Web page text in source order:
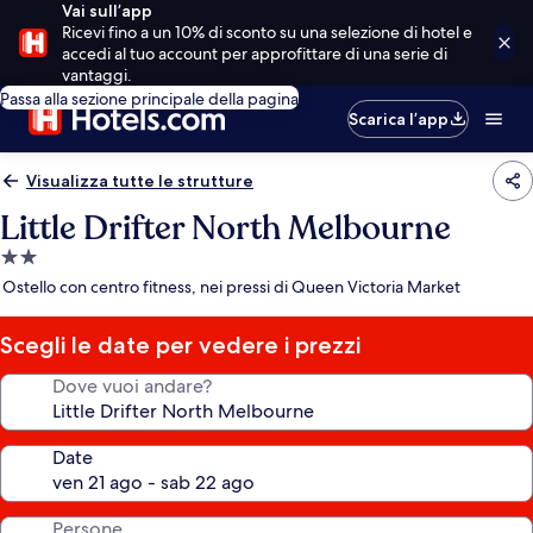
Vai sull’app
Ricevi fino a un 10% di sconto su una selezione di hotel e
accedi al tuo account per approfittare di una serie di
vantaggi.
Passa alla sezione principale della pagina
Scarica l’app
Visualizza tutte le strutture
Little Drifter North Melbourne
Struttura
a
stelle
Ostello con centro fitness, nei pressi di Queen Victoria Market
Scegli le date per vedere i prezzi
Dove vuoi andare?
Date